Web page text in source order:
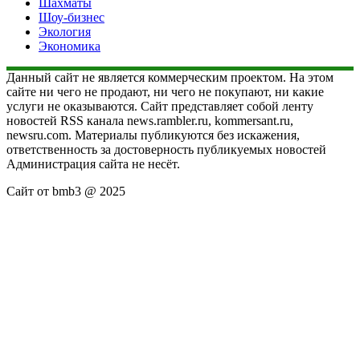
Шоу-бизнес
Экология
Экономика
Данный сайт не является коммерческим проектом. На этом
сайте ни чего не продают, ни чего не покупают, ни какие
услуги не оказываются. Сайт представляет собой ленту
новостей RSS канала news.rambler.ru, kommersant.ru,
newsru.com. Материалы публикуются без искажения,
ответственность за достоверность публикуемых новостей
Администрация сайта не несёт.
Сайт от bmb3 @ 2025